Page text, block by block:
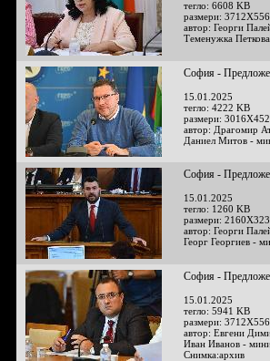
тегло: 6608 KB
размери:
автор: Георги
Теменужка
София -
15.01.2025
тегло: 4222 KB
размери:
автор: Драгомир
Даниел Митов -
София -
15.01.2025
тегло: 1260 KB
размери:
автор: Георги
Георг Георгиев -
София -
15.01.2025
тегло: 5941 KB
размери:
автор: Евгени
Иван Иванов -
Снимка:архив